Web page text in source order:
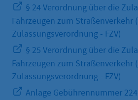
§ 24 Verordnung über die
Fahrzeugen zum Straßenverkehr
Zulassungsverordnung - FZV)
§ 25 Verordnung über die
Fahrzeugen zum Straßenverkehr
Zulassungsverordnung - FZV)
Anlage Gebührennummer